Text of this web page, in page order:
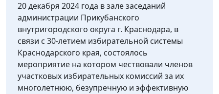
20 декабря 2024 года в зале заседаний
администрации Прикубанского
внутригородского округа г. Краснодара, в
связи с 30-летием избирательной системы
Краснодарского края, состоялось
мероприятие на котором чествовали членов
участковых избирательных комиссий за их
многолетнюю, безупречную и эффективную